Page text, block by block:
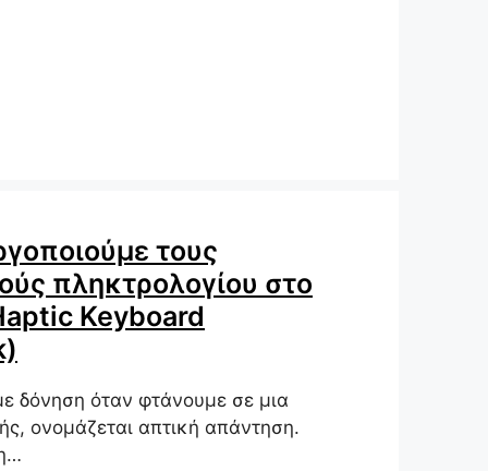
τους
πληκτρολογίου στο
Keyboard
δόνηση όταν φτάνουμε σε μια
ονομάζεται απτική απάντηση.